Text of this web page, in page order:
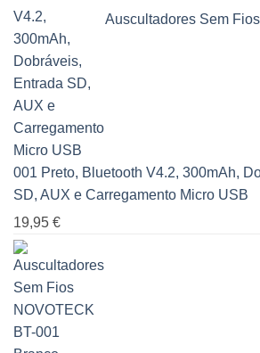
Auscultadores Sem
001 Preto, Bluetooth V4.2, 300mAh,
SD, AUX e Carregamento Micro USB
19,95 €